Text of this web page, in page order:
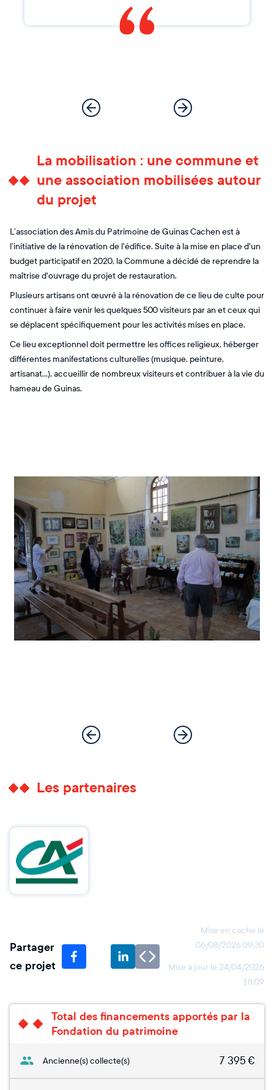
La mobilisation : une commune et
une association mobilisées autour
du projet
L’association des Amis du Patrimoine de Guinas Cachen est à
l’initiative de la rénovation de l'édifice. Suite à la mise en place d'un
budget participatif en 2020, la Commune a décidé de reprendre la
maîtrise d'ouvrage du projet de restauration.
Plusieurs artisans ont œuvré à la rénovation de ce lieu de culte pour
continuer à faire venir les quelques 500 visiteurs par an et ceux qui
se déplacent spécifiquement pour les activités mises en place.
Ce lieu exceptionnel doit permettre les offices religieux, héberger
différentes manifestations culturelles (musique, peinture,
artisanat...), accueillir de nombreux visiteurs et contribuer à la vie du
hameau de Guinas.
Les partenaires
Partager
ce projet
Mise en cache le
06/08/2026 09:30
Mise à jour le 24/04/2026
18:09
Total des financements apportés par la
Fondation du patrimoine
Ancienne(s) collecte(s) 7 395 €